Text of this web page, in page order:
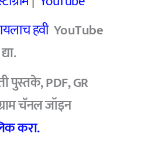
हवी YouTube
पुस्तके, PDF, GR
चॅनल जॉइन
करा.